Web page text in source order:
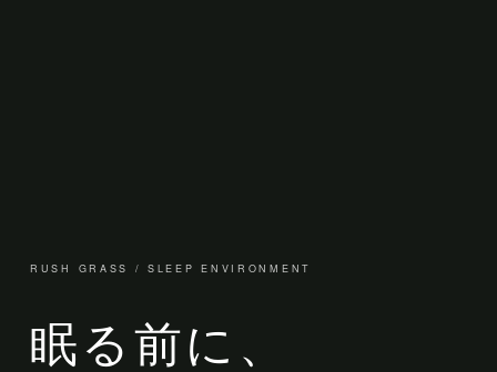
RUSH GRASS / SLEEP ENVIRONMENT
眠る前に、